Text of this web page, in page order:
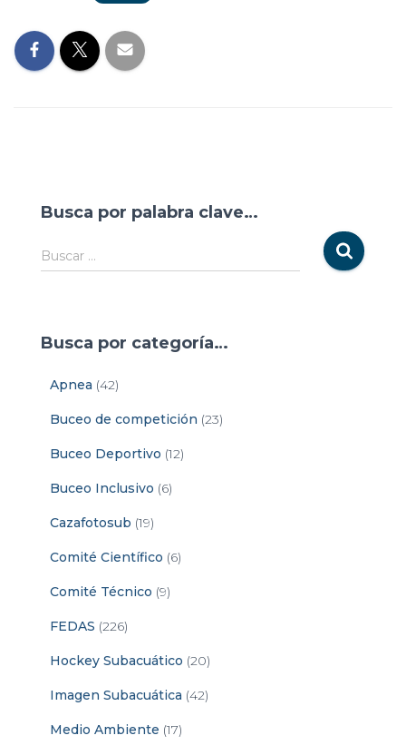
Busca por palabra clave…
Buscar …
Busca por categoría…
Apnea (42)
Buceo de competición (23)
Buceo Deportivo (12)
Buceo Inclusivo (6)
Cazafotosub (19)
Comité Científico (6)
Comité Técnico (9)
FEDAS (226)
Hockey Subacuático (20)
Imagen Subacuática (42)
Medio Ambiente (17)